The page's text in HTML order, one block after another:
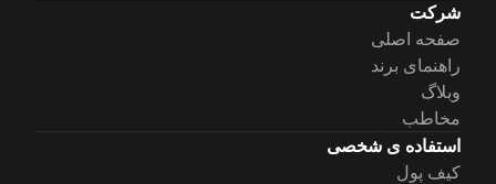
شرکت
صفحه اصلی
راهنمای برند
وبلاگ
مخاطب
استفاده ی شخصی
کیف پول